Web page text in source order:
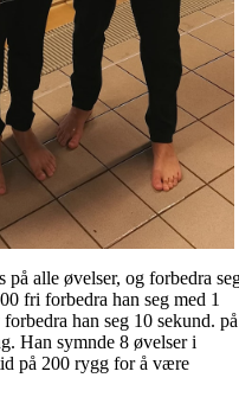
på alle øvelser, og forbedra
fri forbedra han seg med 1
han seg 10 sekund. på
Han symnde 8 øvelser i
på 200 rygg for å være